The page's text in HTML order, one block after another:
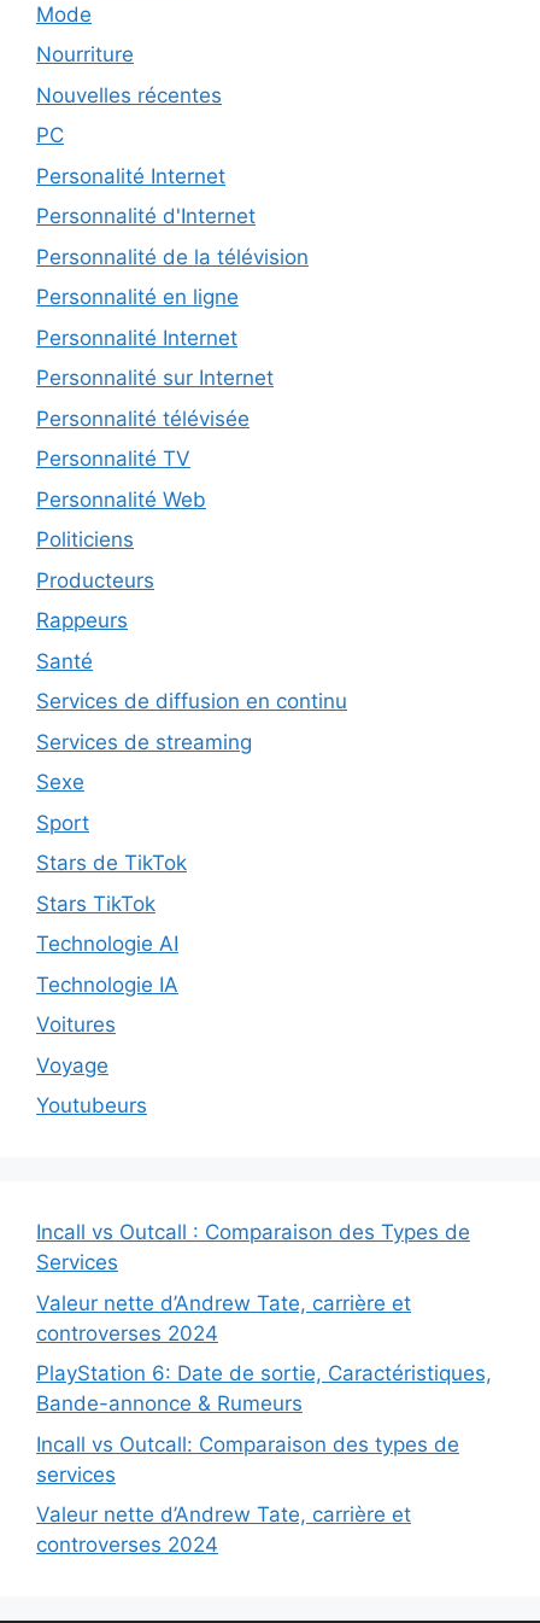
Mode
Nourriture
Nouvelles récentes
PC
Personalité Internet
Personnalité d'Internet
Personnalité de la télévision
Personnalité en ligne
Personnalité Internet
Personnalité sur Internet
Personnalité télévisée
Personnalité TV
Personnalité Web
Politiciens
Producteurs
Rappeurs
Santé
Services de diffusion en continu
Services de streaming
Sexe
Sport
Stars de TikTok
Stars TikTok
Technologie AI
Technologie IA
Voitures
Voyage
Youtubeurs
Incall vs Outcall : Comparaison des Types de
Services
Valeur nette d’Andrew Tate, carrière et
controverses 2024
PlayStation 6: Date de sortie, Caractéristiques,
Bande-annonce & Rumeurs
Incall vs Outcall: Comparaison des types de
services
Valeur nette d’Andrew Tate, carrière et
controverses 2024